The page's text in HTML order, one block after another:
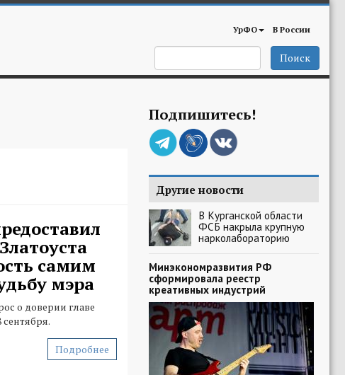
УрФО В России
Поиск
самим
мэра
о доверии главе
Подробнее
Подпишитесь!
Другие новости
В Курганской области
ФСБ накрыла крупную
нарколабораторию
Минэкономразвития РФ
сформировала реестр
креативных индустрий